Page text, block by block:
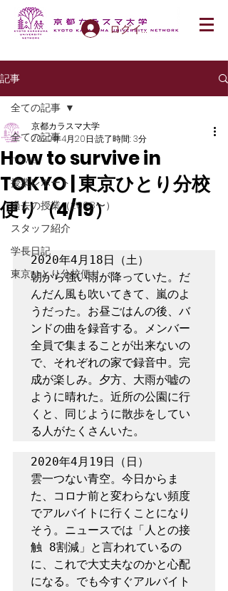
ログイン
記事
全ての記事
news
授業レポート
過去の授業（2008〜）
スタッフ紹介
学長日記
東京ひとり分校便り
全ての記事
How to survive in
TOKYO | 東京ひとり分校
便り（4/19）
京都カラスマ大学
2020年4月20日 読了時間: 3分
2020年4月18日（土）
朝から強い雨が降っていた。だ
んだん風も吹いてきて、嵐のよ
うだった。お昼ごはんの後、バ
ンドの曲を録音する。メンバー
全員で集まることが出来ないの
で、それぞれの家で録音中。完
成が楽しみ。夕方、大雨が嘘の
ように晴れた。近所の公園に行
くと、同じように散歩をしてい
る人がたくさんいた。
2020年4月19日（日）
雲一つない青空。今日からま
た、コロナ前と変わらない頻度
でアルバイトに行くことになり
そう。ニュースでは「人との接
触 8割減」と言われているの
に、これで大丈夫なのかと心配
になる。でも今すぐアルバイト